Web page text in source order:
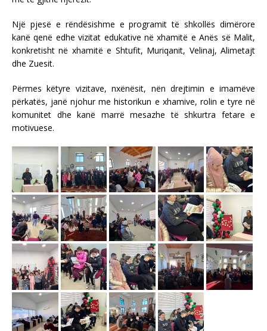
Një pjesë e rëndësishme e programit të shkollës dimërore
kanë qenë edhe vizitat edukative në xhamitë e Anës së Malit,
konkretisht në xhamitë e Shtufit, Muriqanit, Velinaj, Alimetajt
dhe Zuesit.
Përmes këtyre vizitave, nxënësit, nën drejtimin e imamëve
përkatës, janë njohur me historikun e xhamive, rolin e tyre në
komunitet dhe kanë marrë mesazhe të shkurtra fetare e
motivuese.